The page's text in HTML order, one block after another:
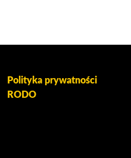
Polityka prywatności
RODO